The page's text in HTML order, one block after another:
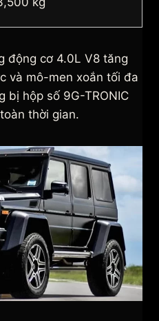
động cơ 4.0L V8 tăng
và mô-men xoắn tối đa
bị hộp số 9G-TRONIC
thời gian.